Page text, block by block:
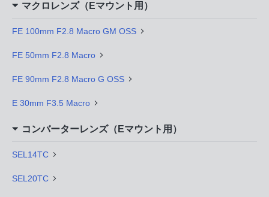
マクロレンズ（Eマウント用）
FE 100mm F2.8 Macro GM OSS
FE 50mm F2.8 Macro
FE 90mm F2.8 Macro G OSS
E 30mm F3.5 Macro
コンバーターレンズ（Eマウント用）
SEL14TC
SEL20TC